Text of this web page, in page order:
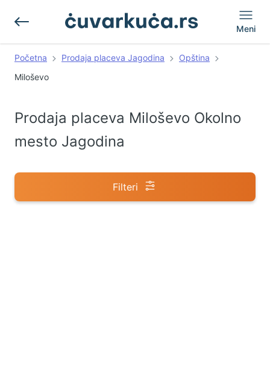
Meni
Početna Prodaja placeva Jagodina
Opština
Miloševo
Prodaja placeva Miloševo Okolno
mesto Jagodina
Filteri